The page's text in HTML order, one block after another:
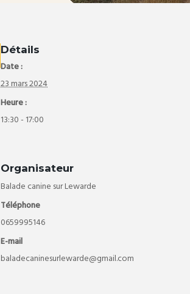
Détails
Date :
23 mars 2024
Heure :
13:30 - 17:00
Organisateur
Balade canine sur Lewarde
Téléphone
0659995146
E-mail
baladecaninesurlewarde@gmail.com